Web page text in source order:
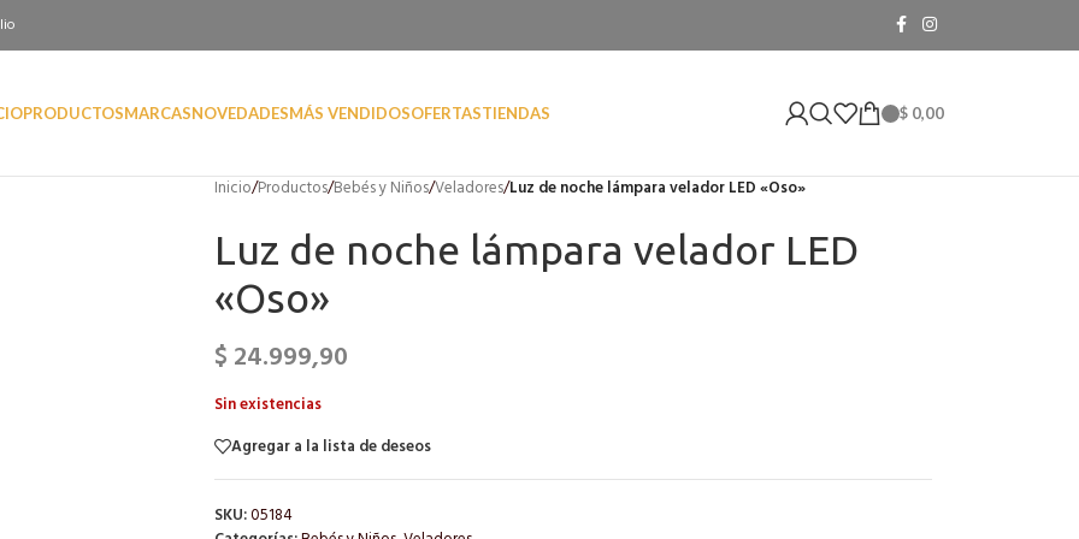
PRODUCTOSMARCASNOVEDADESMÁS VENDIDOSOFERTASTIENDAS $ 0,00
Inicio/Productos/Bebés y Niños/Veladores/Luz de noche lámpara velador LED «Oso»
Luz de noche lámpara velador LED
«Oso»
$ 24.999,90
Sin existencias
Agregar a la lista de deseos
SKU:05184